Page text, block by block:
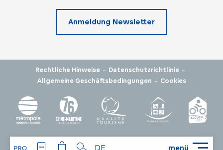
menü
DE
Anmeldung Newsletter
Rechtliche Hinweise - Datenschutzrichtlinie -
Allgemeine Geschäftsbedingungen - Cookies